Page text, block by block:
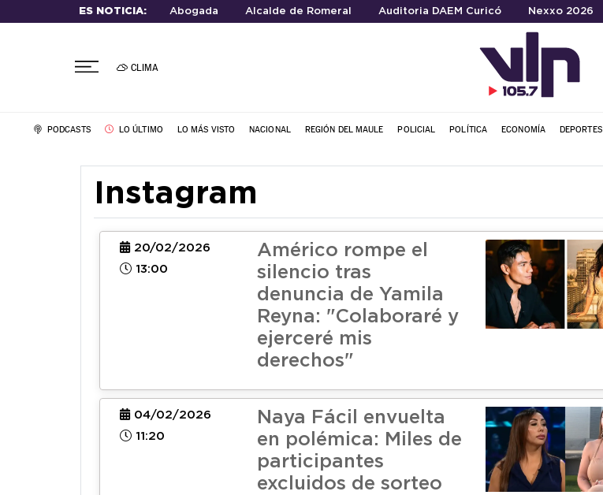
ES NOTICIA: Abogada Alcalde de Romeral Auditoria DAEM Curicó Nexxo 2026
CLIMA
PODCASTS LO ÚLTIMO LO MÁS VISTO NACIONAL REGIÓN DEL MAULE POLICIAL POLÍTICA ECONOMÍA DEPORTES
Instagram
20/02/2026
13:00
Américo rompe el
silencio tras
denuncia de Yamila
Reyna: "Colaboraré y
ejerceré mis
derechos"
04/02/2026
11:20
Naya Fácil envuelta
en polémica: Miles de
participantes
excluidos de sorteo